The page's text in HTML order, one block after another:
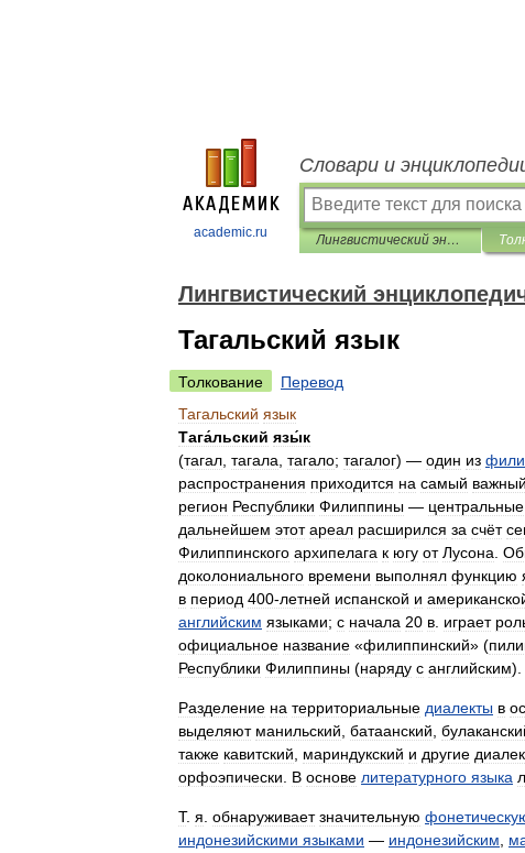
academic.ru
Словари и
Лингвистический энциклопедический словарь
Лингвистический
Тагальский язык
Толкование
Перевод
Тагальский язык
Тага́льский язы́к
(тагал тагала тагало; тагалог) — один из
распространения приходится на самый важный
регион Республики Филиппины — центральные
дальнейшем этот ареал расширился за счёт
Филиппинского архипелага к югу от Лусона
доколониального времени выполнял функцию
в период 400‑летней испанской и
английским языками; с начала 20 в играет
официальное название «филиппинский» (
Республики Филиппины (наряду с английским).
Разделение на территориальные диалекты в
выделяют манильский батаанский
также кавитский мариндукский и другие
орфоэпически
В основе литературного языка
Т. я обнаруживает значительную
индонезийскими языками — индонезийским